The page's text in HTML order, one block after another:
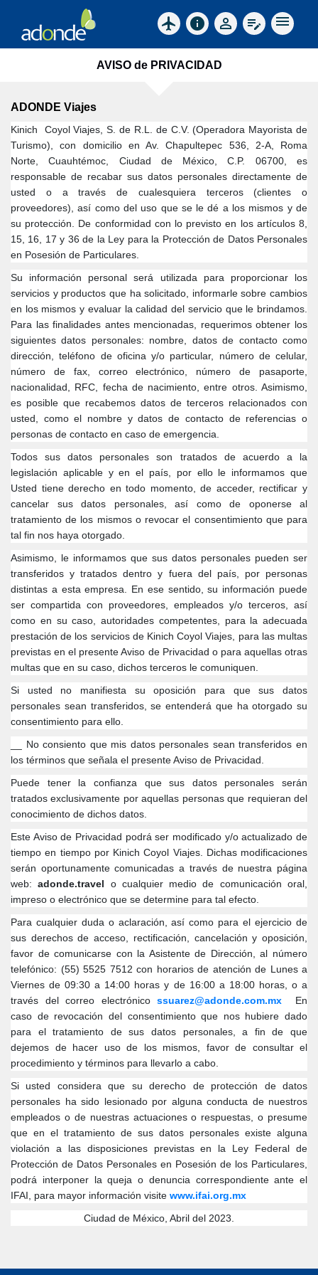
menu
flight info perm_identity edit_note
AVISO de PRIVACIDAD
ADONDE Viajes
Kinich Coyol Viajes, S. de R.L. de C.V. (Operadora Mayorista de
Turismo), con domicilio en Av. Chapultepec 536, 2-A, Roma
Norte, Cuauhtémoc, Ciudad de México, C.P. 06700, es
responsable de recabar sus datos personales directamente de
usted o a través de cualesquiera terceros (clientes o
proveedores), así como del uso que se le dé a los mismos y de
su protección. De conformidad con lo previsto en los artículos 8,
15, 16, 17 y 36 de la Ley para la Protección de Datos Personales
en Posesión de Particulares.
Su información personal será utilizada para proporcionar los
servicios y productos que ha solicitado, informarle sobre cambios
en los mismos y evaluar la calidad del servicio que le brindamos.
Para las finalidades antes mencionadas, requerimos obtener los
siguientes datos personales: nombre, datos de contacto como
dirección, teléfono de oficina y/o particular, número de celular,
número de fax, correo electrónico, número de pasaporte,
nacionalidad, RFC, fecha de nacimiento, entre otros. Asimismo,
es posible que recabemos datos de terceros relacionados con
usted, como el nombre y datos de contacto de referencias o
personas de contacto en caso de emergencia.
Todos sus datos personales son tratados de acuerdo a la
legislación aplicable y en el país, por ello le informamos que
Usted tiene derecho en todo momento, de acceder, rectificar y
cancelar sus datos personales, así como de oponerse al
tratamiento de los mismos o revocar el consentimiento que para
tal fin nos haya otorgado.
Asimismo, le informamos que sus datos personales pueden ser
transferidos y tratados dentro y fuera del país, por personas
distintas a esta empresa. En ese sentido, su información puede
ser compartida con proveedores, empleados y/o terceros, así
como en su caso, autoridades competentes, para la adecuada
prestación de los servicios de Kinich Coyol Viajes, para las multas
previstas en el presente Aviso de Privacidad o para aquellas otras
multas que en su caso, dichos terceros le comuniquen.
Si usted no manifiesta su oposición para que sus datos
personales sean transferidos, se entenderá que ha otorgado su
consentimiento para ello.
__ No consiento que mis datos personales sean transferidos en
los términos que señala el presente Aviso de Privacidad.
Puede tener la confianza que sus datos personales serán
tratados exclusivamente por aquellas personas que requieran del
conocimiento de dichos datos.
Este Aviso de Privacidad podrá ser modificado y/o actualizado de
tiempo en tiempo por Kinich Coyol Viajes. Dichas modificaciones
serán oportunamente comunicadas a través de nuestra página
web:adonde.travel o cualquier medio de comunicación oral,
impreso o electrónico que se determine para tal efecto.
Para cualquier duda o aclaración, así como para el ejercicio de
sus derechos de acceso, rectificación, cancelación y oposición,
favor de comunicarse con la Asistente de Dirección, al número
telefónico: (55) 5525 7512 con horarios de atención de Lunes a
Viernes de 09:30 a 14:00 horas y de 16:00 a 18:00 horas, o a
través del correo electrónico ssuarez@adonde.com.mx
En
caso de revocación del consentimiento que nos hubiere dado
para el tratamiento de sus datos personales, a fin de que
dejemos de hacer uso de los mismos, favor de consultar el
procedimiento y términos para llevarlo a cabo.
Si usted considera que su derecho de protección de datos
personales ha sido lesionado por alguna conducta de nuestros
empleados o de nuestras actuaciones o respuestas, o presume
que en el tratamiento de sus datos personales existe alguna
violación a las disposiciones previstas en la Ley Federal de
Protección de Datos Personales en Posesión de los Particulares,
podrá interponer la queja o denuncia correspondiente ante el
IFAI, para mayor información visite www.ifai.org.mx
Ciudad de México, Abril del 2023.